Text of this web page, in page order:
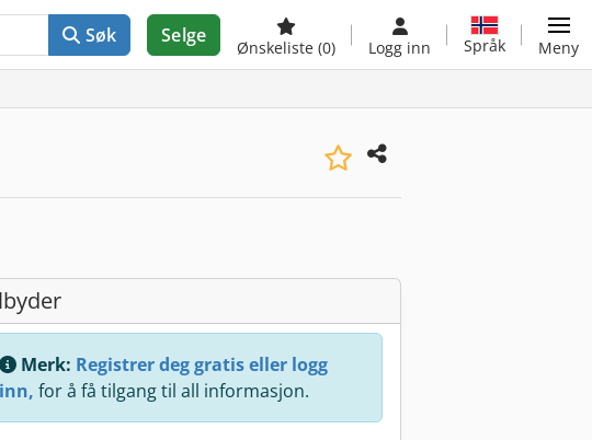
Søk Selge
Ønskeliste (0) Logg inn Språk Meny
Merk: Registrer deg gratis eller logg
inn, for å få tilgang til all informasjon.